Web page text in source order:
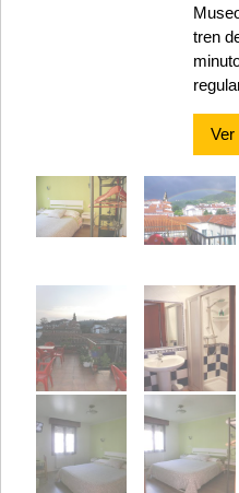
tren
Ver